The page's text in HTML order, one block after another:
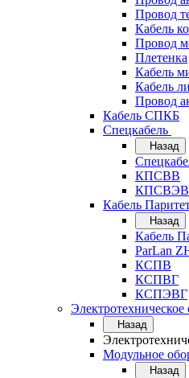
Провод
Кабель
Провод
Плетенка
Кабель
Кабель
Провод
Кабель СПКБ
Спецкабель
Назад
КПСВВ
КПСВЭВ
Кабель
Назад
Кабель
ParLan
КСПВ
КСПВГ
КСПЭВГ
Электротехническое
Назад
Модульное
Назад